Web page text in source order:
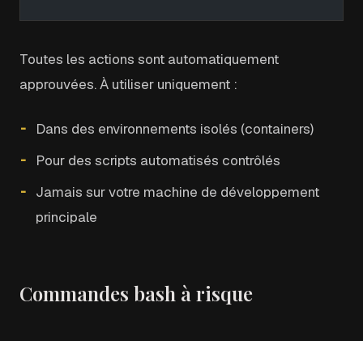
Toutes les actions sont automatiquement
approuvées. À utiliser uniquement :
Dans des environnements isolés (containers)
Pour des scripts automatisés contrôlés
Jamais sur votre machine de développement
principale
Commandes bash à risque